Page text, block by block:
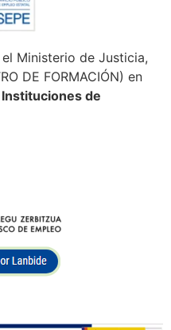
Ministerio de Justicia,
DE FORMACIÓN) en
de